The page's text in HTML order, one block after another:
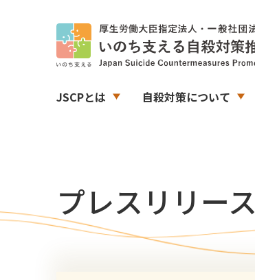
JSCPとは 自殺対策について
プレスリリース